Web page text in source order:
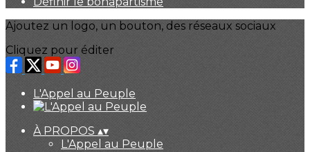
Ajoutez un logo, un bouton, des réseaux sociaux
Cliquez pour éditer
L'Appel au Peuple
À PROPOS ▴▾
L'Appel au Peuple